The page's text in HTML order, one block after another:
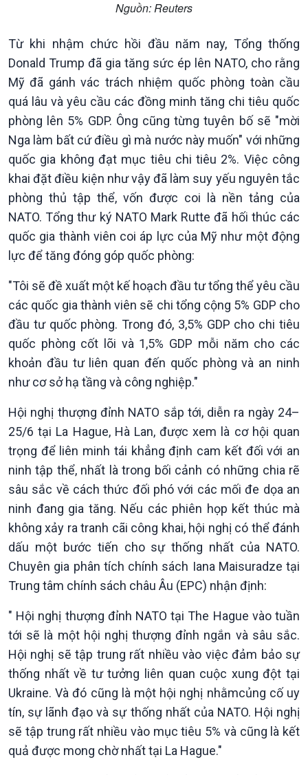
Tìm hiểu biển, đảo Việt
Xã hội
Tin Đời sống & Xã hội
360 độ Sức khỏe
Chuyển đổi Xanh
Tài nguyên và Môi trường
Chuyên gia của bạn
Xã hội chuyển động
Bước chân đến trường
Khoa học & Công nghệ
Tin Khoa học & Công nghệ
Kết nối công nghệ
Sống chung với biến đổi
khí hậu
Văn hoá & Du lịch
Tin Văn hoá & Du lịch
Chát với người nổi tiếng
Câu chuyện Thể thao
Multimedia
Ảnh
Video
Infographic
E-Magazine
Nguồn: Reuters
Từ khi nhậm chức hồi đầu năm nay, Tổng thống
Donald Trump đã gia tăng sức ép lên NATO, cho rằng
Mỹ đã gánh vác trách nhiệm quốc phòng toàn cầu
quá lâu và yêu cầu các đồng minh tăng chi tiêu quốc
phòng lên 5% GDP. Ông cũng từng tuyên bố sẽ "mời
Nga làm bất cứ điều gì mà nước này muốn" với những
quốc gia không đạt mục tiêu chi tiêu 2%. Việc công
khai đặt điều kiện như vậy đã làm suy yếu nguyên tắc
phòng thủ tập thể, vốn được coi là nền tảng của
NATO. Tổng thư ký NATO Mark Rutte đã hối thúc các
quốc gia thành viên coi áp lực của Mỹ như một động
lực để tăng đóng góp quốc phòng:
"Tôi sẽ đề xuất một kế hoạch đầu tư tổng thể yêu cầu
các quốc gia thành viên sẽ chi tổng cộng 5% GDP cho
đầu tư quốc phòng. Trong đó, 3,5% GDP cho chi tiêu
quốc phòng cốt lõi và 1,5% GDP mỗi năm cho các
khoản đầu tư liên quan đến quốc phòng và an ninh
như cơ sở hạ tầng và công nghiệp."
Hội nghị thượng đỉnh NATO sắp tới, diễn ra ngày 24–
25/6 tại La Hague, Hà Lan, được xem là cơ hội quan
trọng để liên minh tái khẳng định cam kết đối với an
ninh tập thể, nhất là trong bối cảnh có những chia rẽ
sâu sắc về cách thức đối phó với các mối đe dọa an
ninh đang gia tăng. Nếu các phiên họp kết thúc mà
không xảy ra tranh cãi công khai, hội nghị có thể đánh
dấu một bước tiến cho sự thống nhất của NATO.
Chuyên gia phân tích chính sách Iana Maisuradze tại
Trung tâm chính sách châu Âu (EPC) nhận định:
" Hội nghị thượng đỉnh NATO tại The Hague vào tuần
tới sẽ là một hội nghị thượng đỉnh ngắn và sâu sắc.
Hội nghị sẽ tập trung rất nhiều vào việc đảm bảo sự
thống nhất về tư tưởng liên quan cuộc xung đột tại
Ukraine. Và đó cũng là một hội nghị nhằmcủng cố uy
tín, sự lãnh đạo và sự thống nhất của NATO. Hội nghị
sẽ tập trung rất nhiều vào mục tiêu 5% và cũng là kết
quả được mong chờ nhất tại La Hague."